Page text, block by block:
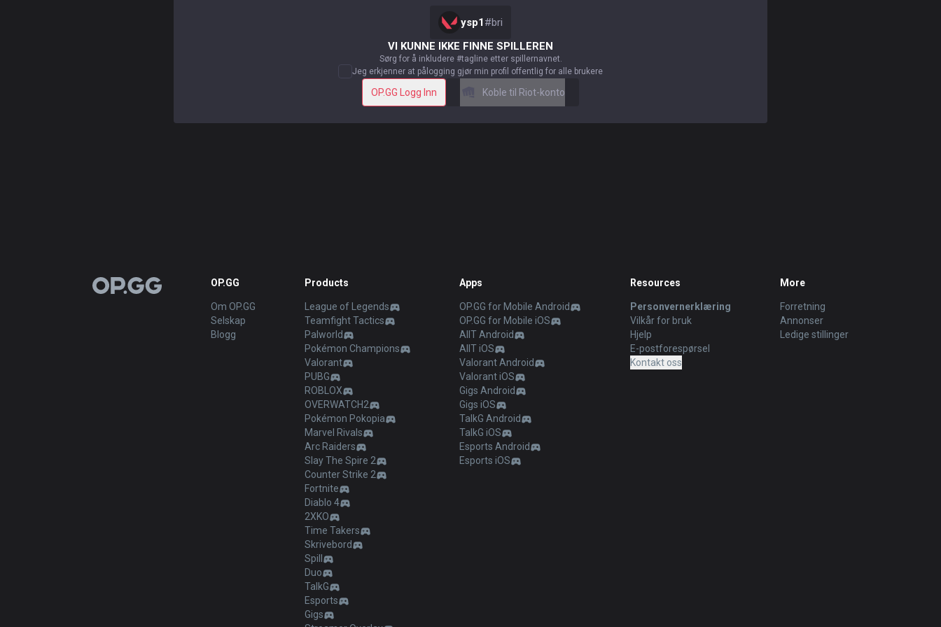
ysp1 #bri
VI KUNNE IKKE FINNE SPILLEREN
Sørg for å inkludere #tagline etter spillernavnet.
Jeg erkjenner at pålogging gjør min profil offentlig for alle brukere
OP.GG Logg Inn Koble til Riot-konto
OP.GG OP.GG
Om OP.GG
Selskap
Blogg
Products
League of Legends
Teamfight Tactics
Palworld
Pokémon Champions
Valorant
PUBG
ROBLOX
OVERWATCH2
Pokémon Pokopia
Marvel Rivals
Arc Raiders
Slay The Spire 2
Counter Strike 2
Fortnite
Diablo 4
2XKO
Time Takers
Skrivebord
Spill
Duo
TalkG
Esports
Gigs
Apps
OP.GG for Mobile Android
OP.GG for Mobile iOS
AllT Android
AllT iOS
Valorant Android
Valorant iOS
Gigs Android
Gigs iOS
TalkG Android
TalkG iOS
Esports Android
Esports iOS
Resources
Personvernerklæring
Vilkår for bruk
Hjelp
E-postforespørsel
Kontakt oss
More
Forretning
Annonser
Ledige stillinger